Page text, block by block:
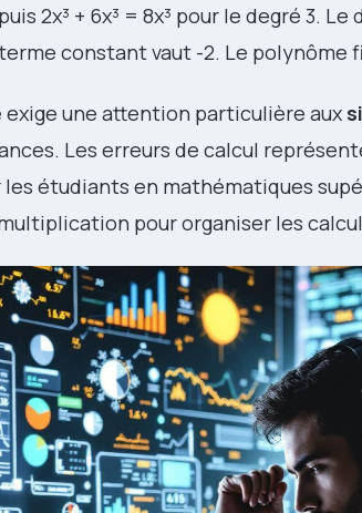
2x³ + 6x³ = 8x³ pour le degré 3. Le
constant vaut -2. Le polynôme
une attention particulière aux
Les erreurs de calcul
étudiants en mathématiques
pour organiser les